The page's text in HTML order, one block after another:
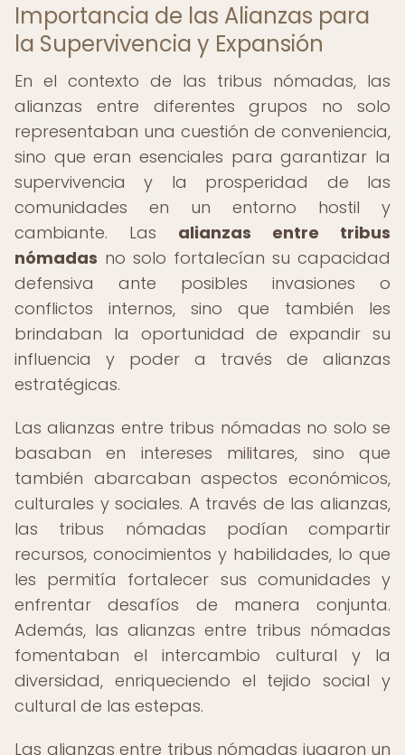
Importancia de las Alianzas para
la Supervivencia y Expansión
En el contexto de las tribus nómadas, las
alianzas entre diferentes grupos no solo
representaban una cuestión de conveniencia,
sino que eran esenciales para garantizar la
supervivencia y la prosperidad de las
comunidades en un entorno hostil y
cambiante. Las alianzas entre tribus
nómadas no solo fortalecían su capacidad
defensiva ante posibles invasiones o
conflictos internos, sino que también les
brindaban la oportunidad de expandir su
influencia y poder a través de alianzas
estratégicas.
Las alianzas entre tribus nómadas no solo se
basaban en intereses militares, sino que
también abarcaban aspectos económicos,
culturales y sociales. A través de las alianzas,
las tribus nómadas podían compartir
recursos, conocimientos y habilidades, lo que
les permitía fortalecer sus comunidades y
enfrentar desafíos de manera conjunta.
Además, las alianzas entre tribus nómadas
fomentaban el intercambio cultural y la
diversidad, enriqueciendo el tejido social y
cultural de las estepas.
Las alianzas entre tribus nómadas jugaron un